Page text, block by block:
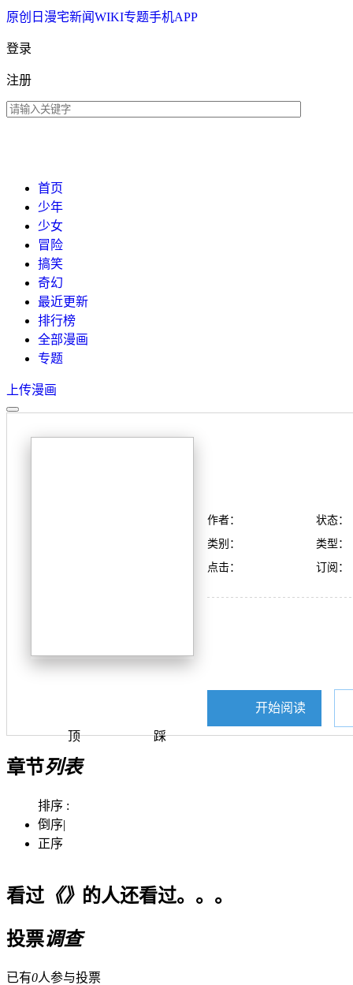
原创 日漫宅新闻WIKI专题手机APP
登录
注册
首页
少年
少女
冒险
搞笑
奇幻
最近更新
排行榜
全部漫画
专题
上传漫画
顶 踩
作者：
状态：
类别：
类型：
点击：
订阅：
开始阅读
章节列表
排序 :
倒序|
正序
看过《》 的人还看过。。。
投票调查
已有0人参与投票